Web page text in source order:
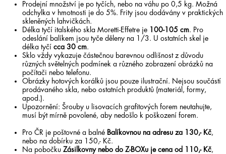
Prodejní množství je po tyčích, nebo na váhu po 0,5 kg. Možná
odchylka v hmotnosti je do 5%. Frity jsou dodávány v praktických
skleněných lahvičkách.
Délka tyčí italského skla Moretti-Effetre je 100-105 cm. Pro
odeslání balíkem jsou tyče děleny na 1/3. U ostatních skel je
délka tyčícca 30 cm.
Sklo vždy vykazuje částečnou barevnou odlišnost z důvodu
různých světelných podmínek a různého zobrazení obrázků na
počítači nebo telefonu.
Obrázky hotových korálků jsou pouze ilustrační. Nejsou součástí
prodávaného skla, nebo ostatních produktů (materiál, formy,
apod.).
Upozornění: Šrouby u lisovacích grafitových forem neutahujte,
musí být mírně povolené, aby nedošlo k poškození forem.
Pro ČR je poštovné a balné Balíkovnou na adresu za 130,- Kč,
nebo na dobírku za 150,- Kč.
Na pobočkuZásilkovny nebo do Z-BOXu je cena od 110,- Kč,